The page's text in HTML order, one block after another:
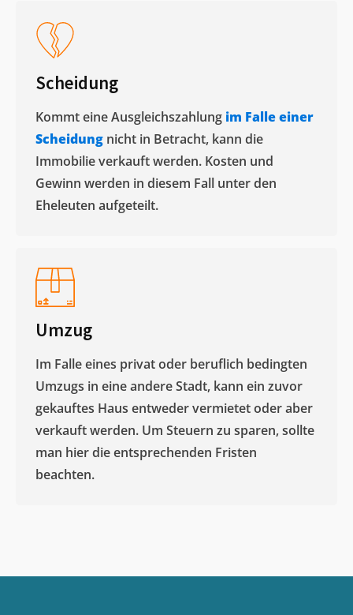
Scheidung
Kommt eine Ausgleichszahlung im Falle einer
Scheidung nicht in Betracht, kann die
Immobilie verkauft werden. Kosten und
Gewinn werden in diesem Fall unter den
Eheleuten aufgeteilt.​
Umzug
Im Falle eines privat oder beruflich bedingten
Umzugs in eine andere Stadt, kann ein zuvor
gekauftes Haus entweder vermietet oder aber
verkauft werden. Um Steuern zu sparen, sollte
man hier die entsprechenden Fristen
beachten.